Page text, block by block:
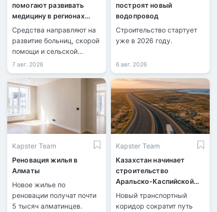
помогают развивать
медицину в регионах
Казахстана
Средства направляют на
развитие больниц, скорой
помощи и сельской
медицины.
7 авг. 2026
построят новый
водопровод
Строительство стартует
уже в 2026 году.
6 авг. 2026
Kapster Team
Реновация жилья в
Алматы
Новое жилье по
реновации получат почти
5 тысяч алматинцев.
Kapster Team
Казахстан начинает
строительство
Аральско-Каспийской
магистрали
Новый транспортный
коридор сократит путь